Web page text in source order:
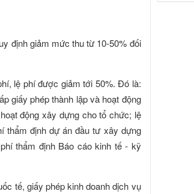
định giảm mức thu từ 10-50% đối
lệ phí được giảm tới 50%. Đó là:
giấy phép thành lập và hoạt động
động xây dựng cho tổ chức; lệ
thẩm định dự án đầu tư xây dựng
thẩm định Báo cáo kinh tế - kỹ
tế, giấy phép kinh doanh dịch vụ